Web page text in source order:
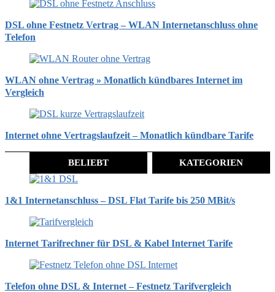
DSL ohne Festnetz Vertrag – WLAN Internetanschluss ohne
Telefon
WLAN ohne Vertrag » Monatlich kündbares Internet im
Vergleich
Internet ohne Vertragslaufzeit – Monatlich kündbare Tarife
BELIEBT KATEGORIEN
1&1 Internetanschluss – DSL Flat Tarife bis 250 MBit/s
Internet Tarifrechner für DSL & Kabel Internet Tarife
Telefon ohne DSL & Internet – Festnetz Tarifvergleich